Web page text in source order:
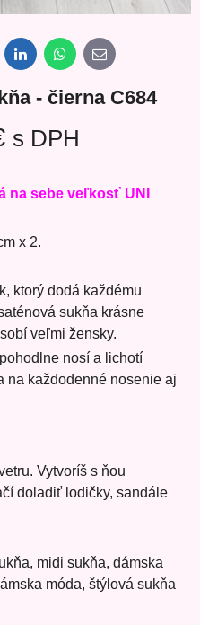
LinkedInWhatsApp
E-
mail
- čierna C684
s DPH
na sebe veľkosť UNI
x 2.
ktorý dodá každému
sukňa krásne
veľmi žensky.
nosí a lichotí
na každodenné nosenie aj
Vytvoríš s ňou
doladiť lodičky, sandále
midi sukňa, dámska
móda, štýlová sukňa